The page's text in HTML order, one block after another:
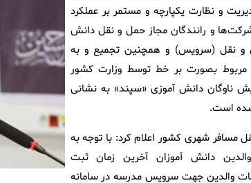
و نظارت یکپارچه و مستمر بر عملکرد
و رانندگان مجاز حمل و نقل دانش
و نقل (سرویس) و همچنین تجمیع و به
مربوط بصورت بر خط توسط وزارت کشور
ناوگان دانش آموزی «سپند» به نشانی
مسافر شهری کشور اعلام کرد: با توجه به
دانش آموزان آخرین زمان ثبت
والدین جهت سرویس مدرسه در سامانه